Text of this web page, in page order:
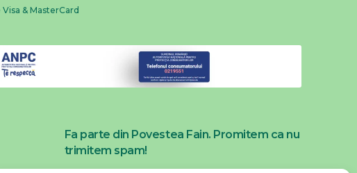
Fa parte din Povestea Fain. Promitem ca nu
trimitem spam!